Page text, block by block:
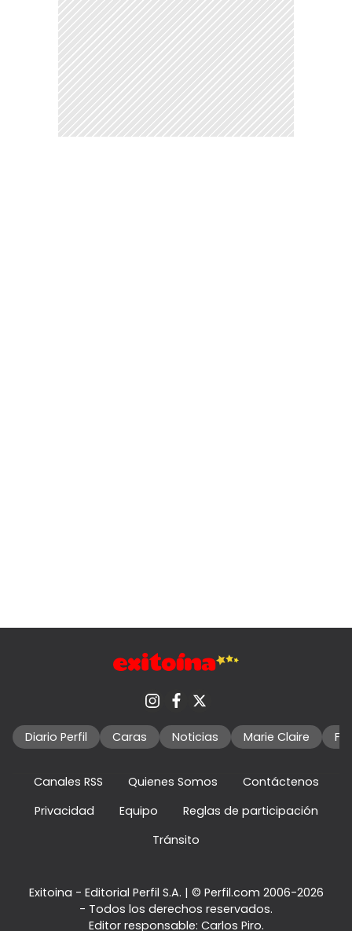
Diario Perfil Caras Noticias Marie Claire
Canales RSS Quienes Somos
Contáctenos
Privacidad
Equipo
Reglas de participación
Tránsito
Exitoina - Editorial Perfil S.A. | © Perfil.com 2006-2026
- Todos los derechos reservados.
Editor responsable: Carlos Piro.